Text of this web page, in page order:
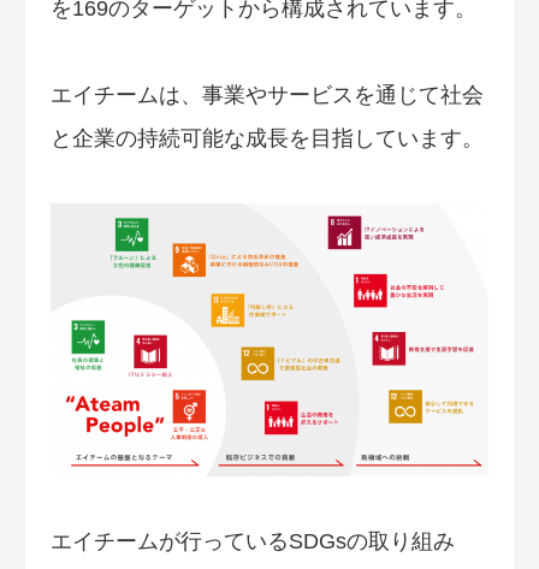
を169のターゲットから構成されています。
エイチームは、事業やサービスを通じて社会
と企業の持続可能な成長を目指しています。
エイチームが行っているSDGsの取り組み